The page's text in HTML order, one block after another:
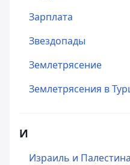
Зарплата
Звездопады
Землетрясение
Землетрясения в
И
Израиль и Палестина